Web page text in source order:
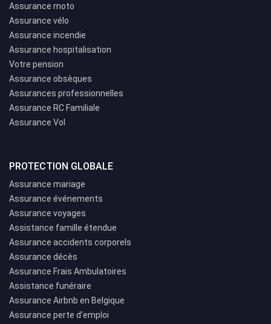
Assurance moto
Assurance vélo
Assurance incendie
Assurance hospitalisation
Votre pension
Assurance obsèques
Assurances professionnelles
Assurance RC Familiale
Assurance Vol
PROTECTION GLOBALE
Assurance mariage
Assurance événements
Assurance voyages
Assistance famille étendue
Assurance accidents corporels
Assurance décès
Assurance Frais Ambulatoires
Assistance funéraire
Assurance Airbnb en Belgique
Assurance perte d’emploi